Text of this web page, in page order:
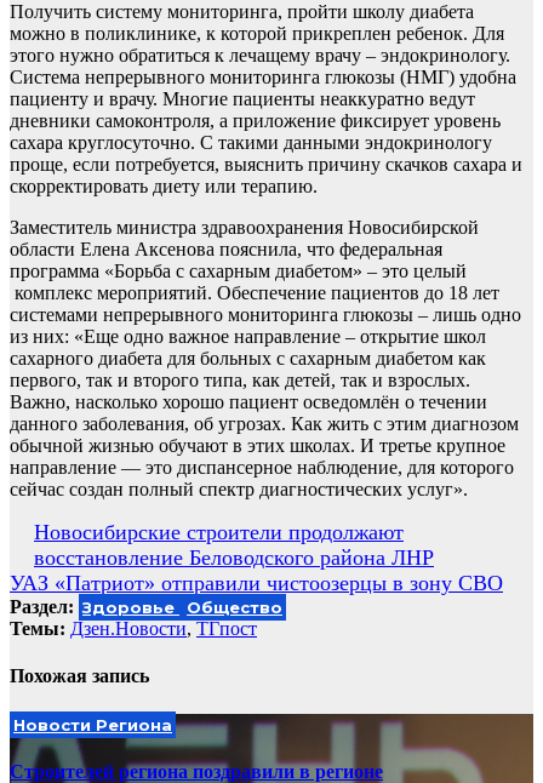
Получить систему мониторинга, пройти школу диабета
можно в поликлинике, к которой прикреплен ребенок. Для
этого нужно обратиться к лечащему врачу – эндокринологу.
Система непрерывного мониторинга глюкозы (НМГ) удобна
пациенту и врачу. Многие пациенты неаккуратно ведут
дневники самоконтроля, а приложение фиксирует уровень
сахара круглосуточно. С такими данными эндокринологу
проще, если потребуется, выяснить причину скачков сахара и
скорректировать диету или терапию.
Заместитель министра здравоохранения Новосибирской
области Елена Аксенова пояснила, что федеральная
программа «Борьба с сахарным диабетом» – это целый
комплекс мероприятий. Обеспечение пациентов до 18 лет
системами непрерывного мониторинга глюкозы – лишь одно
из них: «Еще одно важное направление – открытие школ
сахарного диабета для больных с сахарным диабетом как
первого, так и второго типа, как детей, так и взрослых.
Важно, насколько хорошо пациент осведомлён о течении
данного заболевания, об угрозах. Как жить с этим диагнозом
обычной жизнью обучают в этих школах. И третье крупное
направление — это диспансерное наблюдение, для которого
сейчас создан полный спектр диагностических услуг».
Навигация
по
записям
Новосибирские строители продолжают
восстановление Беловодского района ЛНР
УАЗ «Патриот» отправили чистоозерцы в зону СВО
Раздел: Здоровье Общество
Темы: Дзен.Новости, ТГпост
Похожая запись
Новости Региона
Строителей региона поздравили в регионе